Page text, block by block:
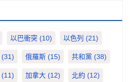
以巴衝突 (10) 以色列 (21)
(31) 俄羅斯 (15) 共和黨 (38)
(11) 加拿大 (12) 北約 (12)